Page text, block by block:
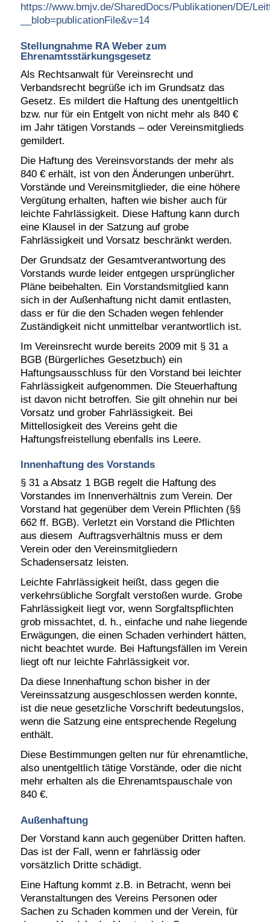
https://www.bmjv.de/SharedDocs/Publikationen/DE/
__blob=publicationFile&v=14
Stellungnahme RA Weber zum
Ehrenamtsstärkungsgesetz
Als Rechtsanwalt für Vereinsrecht und
Verbandsrecht begrüße ich im Grundsatz das
Gesetz. Es mildert die Haftung des unentgeltlich
bzw. nur für ein Entgelt von nicht mehr als 840 €
im Jahr tätigen Vorstands – oder Vereinsmitglieds
gemildert.
Die Haftung des Vereinsvorstands der mehr als
840 € erhält, ist von den Änderungen unberührt.
Vorstände und Vereinsmitglieder, die eine höhere
Vergütung erhalten, haften wie bisher auch für
leichte Fahrlässigkeit. Diese Haftung kann durch
eine Klausel in der Satzung auf grobe
Fahrlässigkeit und Vorsatz beschränkt werden.
Der Grundsatz der Gesamtverantwortung des
Vorstands wurde leider entgegen ursprünglicher
Pläne beibehalten. Ein Vorstandsmitglied kann
sich in der Außenhaftung nicht damit entlasten,
dass er für die den Schaden wegen fehlender
Zuständigkeit nicht unmittelbar verantwortlich ist.
Im Vereinsrecht wurde bereits 2009 mit § 31 a
BGB (Bürgerliches Gesetzbuch) ein
Haftungsausschluss für den Vorstand bei leichter
Fahrlässigkeit aufgenommen. Die Steuerhaftung
ist davon nicht betroffen. Sie gilt ohnehin nur bei
Vorsatz und grober Fahrlässigkeit. Bei
Mittellosigkeit des Vereins geht die
Haftungsfreistellung ebenfalls ins Leere.
Innenhaftung des Vorstands
§ 31 a Absatz 1 BGB regelt die Haftung des
Vorstandes im Innenverhältnis zum Verein. Der
Vorstand hat gegenüber dem Verein Pflichten (§§
662 ff. BGB). Verletzt ein Vorstand die Pflichten
aus diesem Auftragsverhältnis muss er dem
Verein oder den Vereinsmitgliedern
Schadensersatz leisten.
Leichte Fahrlässigkeit heißt, dass gegen die
verkehrsübliche Sorgfalt verstoßen wurde. Grobe
Fahrlässigkeit liegt vor, wenn Sorgfaltspflichten
grob missachtet, d. h., einfache und nahe liegende
Erwägungen, die einen Schaden verhindert hätten,
nicht beachtet wurde. Bei Haftungsfällen im Verein
liegt oft nur leichte Fahrlässigkeit vor.
Da diese Innenhaftung schon bisher in der
Vereinssatzung ausgeschlossen werden konnte,
ist die neue gesetzliche Vorschrift bedeutungslos,
wenn die Satzung eine entsprechende Regelung
enthält.
Diese Bestimmungen gelten nur für ehrenamtliche,
also unentgeltlich tätige Vorstände, oder die nicht
mehr erhalten als die Ehrenamtspauschale von
840 €.
Außenhaftung
Der Vorstand kann auch gegenüber Dritten haften.
Das ist der Fall, wenn er fahrlässig oder
vorsätzlich Dritte schädigt.
Eine Haftung kommt z.B. in Betracht, wenn bei
Veranstaltungen des Vereins Personen oder
Sachen zu Schaden kommen und der Verein, für